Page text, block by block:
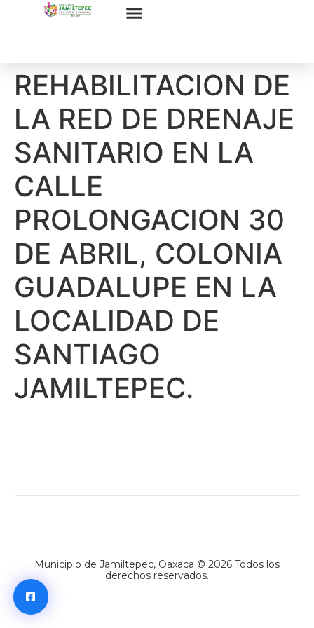
REHABILITACION DE
LA RED DE DRENAJE
SANITARIO EN LA
CALLE
PROLONGACION 30
DE ABRIL, COLONIA
GUADALUPE EN LA
LOCALIDAD DE
SANTIAGO
JAMILTEPEC.
Municipio de Jamiltepec, Oaxaca © 2026 Todos los
derechos reservados.